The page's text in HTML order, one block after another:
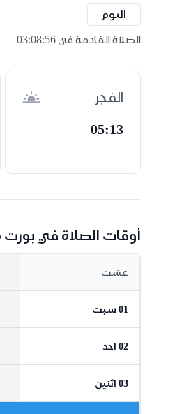
اليوم
الصلاة القادمة في 03:08:55
الفجر
05:13
أوقات الصلاة في
غشت
01 سبت
02 احد
03 اثنين